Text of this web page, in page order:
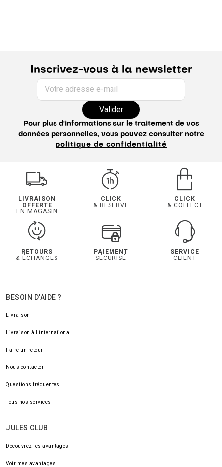
Inscrivez-vous à la newsletter
Votre adresse e-mail
Valider
Pour plus d'informations sur le traitement de vos
données personnelles, vous pouvez consulter notre
politique de confidentialité
LIVRAISON
OFFERTE
EN MAGASIN
CLICK
& RESERVE
CLICK
& COLLECT
RETOURS
& ÉCHANGES
PAIEMENT
SÉCURISÉ
SERVICE
CLIENT
BESOIN D'AIDE ?
Livraison
Livraison à l'international
Faire un retour
Nous contacter
Questions fréquentes
Tous nos services
JULES CLUB
Découvrez les avantages
Voir mes avantages